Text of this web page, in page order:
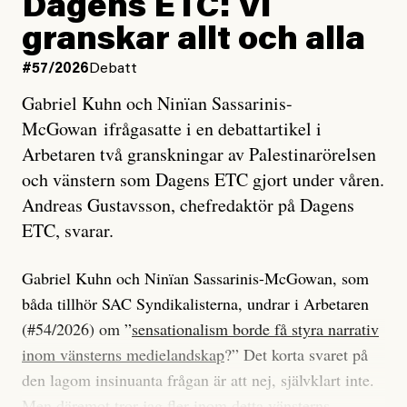
Dagens ETC: Vi
granskar allt och alla
#57/2026 Debatt
Gabriel Kuhn och Ninïan Sassarinis-
McGowan ifrågasatte i en debattartikel i
Arbetaren två granskningar av Palestinarörelsen
och vänstern som Dagens ETC gjort under våren.
Andreas Gustavsson, chefredaktör på Dagens
ETC, svarar.
Gabriel Kuhn och Ninïan Sassarinis-McGowan, som
båda tillhör SAC Syndikalisterna, undrar i Arbetaren
(#54/2026) om ”sensationalism borde få styra narrativ
inom vänsterns medielandskap?” Det korta svaret på
den lagom insinuanta frågan är att nej, självklart inte.